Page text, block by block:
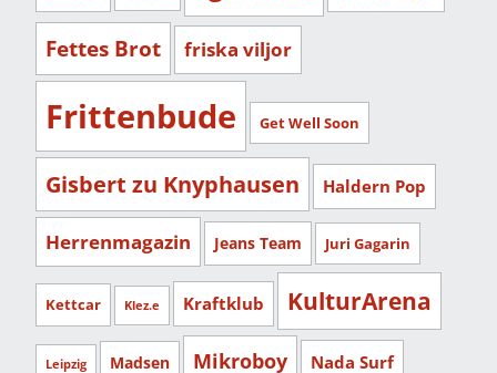
Fettes Brot friska viljor
Frittenbude Get Well Soon
Gisbert zu Knyphausen Haldern Pop
Herrenmagazin Jeans Team Juri Gagarin
Kettcar Klez.e Kraftklub KulturArena
Leipzig Madsen Mikroboy Nada Surf